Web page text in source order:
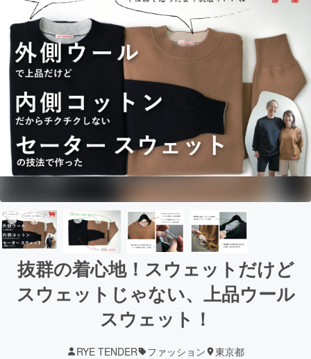
抜群の着心地！スウェットだけど
スウェットじゃない、上品ウール
スウェット！
RYE TENDER ファッション 東京都